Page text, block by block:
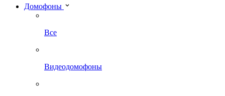
Домофоны
Все
Видеодомофоны